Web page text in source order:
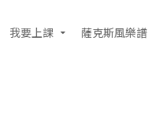
我要上課 薩克斯風樂譜